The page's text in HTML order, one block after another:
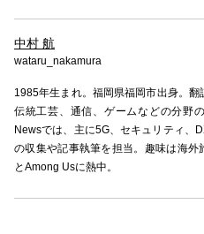
中村 航
wataru_nakamura
1985年生まれ。福岡県福岡市出身。翻
伝統工芸、通信、ゲームなどの分野
Newsでは、主に5G、セキュリティ、
の収集や記事執筆を担当。趣味は海
とAmong Usに熱中。